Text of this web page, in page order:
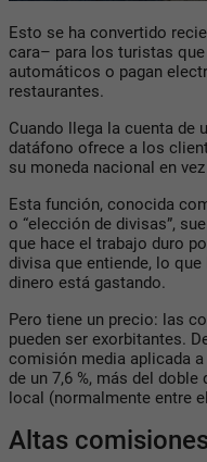
Esto se ha convertido
cara– para los turistas
automáticos o pagan
restaurantes.
Cuando llega la cuenta de
datáfono ofrece a los
su moneda nacional en
Esta función, conocida
o “elección de divisas”,
que hace el trabajo duro
divisa que entiende, lo
dinero está gastando.
Pero tiene un precio: las
pueden ser exorbitantes.
comisión media aplicada
de un 7,6 %, más del
local (normalmente entre
Altas